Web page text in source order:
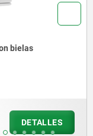
verticales con
DETALLES